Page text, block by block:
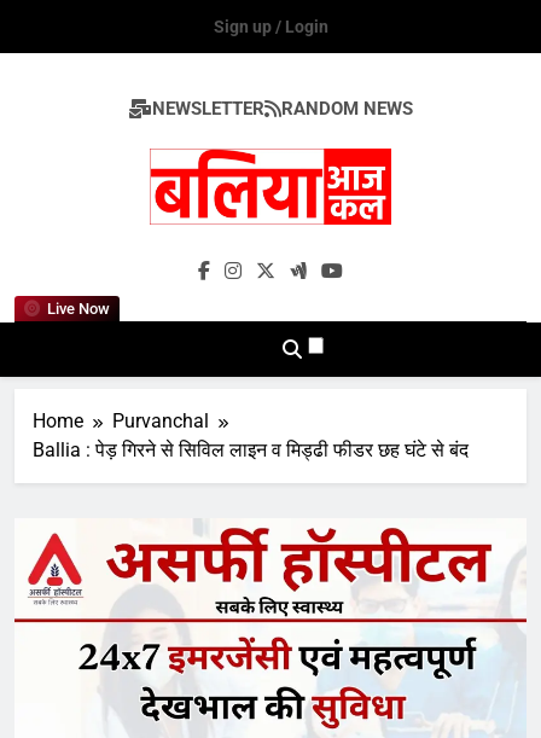
Sign up / Login
NEWSLETTER RANDOM NEWS
Live Now
Ballia Aaj Kal
Home
Purvanchal
Ballia : पेड़ गिरने से सिविल लाइन व मिड्ढी फीडर छह घंटे से बंद